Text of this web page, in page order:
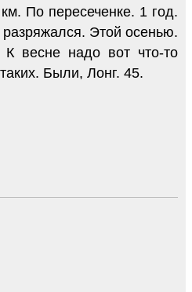
По пересеченке. 1 год.
Этой осенью.
весне надо вот что-то
Были, Лонг. 45.